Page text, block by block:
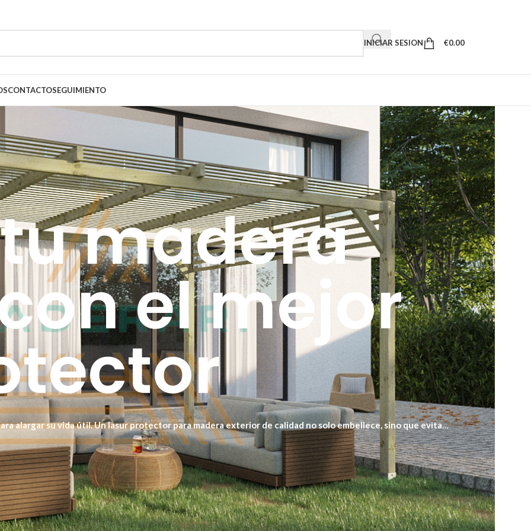
INICIAR SESION €0.00
CONTACTOSEGUIMIENTO
madera
el mejor
alargar su vida útil. Un lasur protector para madera exterior de calidad no solo embellece, sino que evita
de la superficie y aplicación profesional con garantía de dos años.